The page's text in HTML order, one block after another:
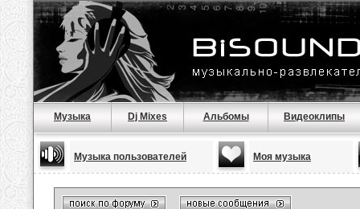
Музыка Dj Mixes Альбомы Видеоклипы
Музыка пользователей Моя музыка